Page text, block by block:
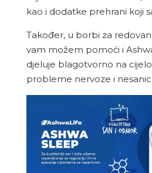
kao i dodatke prehrani koji
Također, u borbi za
vam možem pomoći i
djeluje blagotvorno na
probleme nervoze i